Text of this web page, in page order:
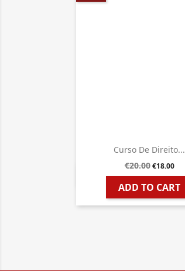
Curso De Direito...
€20.00 €18.00
ADD TO CART
 Quick view